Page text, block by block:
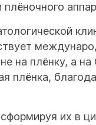
на плёнку, а
плёнка,
их в